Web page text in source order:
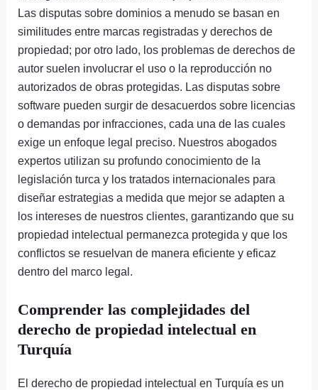
Las disputas sobre dominios a menudo se basan en
similitudes entre marcas registradas y derechos de
propiedad; por otro lado, los problemas de derechos de
autor suelen involucrar el uso o la reproducción no
autorizados de obras protegidas. Las disputas sobre
software pueden surgir de desacuerdos sobre licencias
o demandas por infracciones, cada una de las cuales
exige un enfoque legal preciso. Nuestros abogados
expertos utilizan su profundo conocimiento de la
legislación turca y los tratados internacionales para
diseñar estrategias a medida que mejor se adapten a
los intereses de nuestros clientes, garantizando que su
propiedad intelectual permanezca protegida y que los
conflictos se resuelvan de manera eficiente y eficaz
dentro del marco legal.
Comprender las complejidades del
derecho de propiedad intelectual en
Turquía
El derecho de propiedad intelectual en Turquía es un